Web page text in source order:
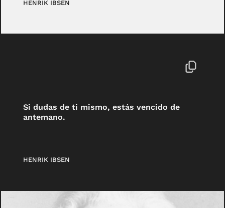
HENRIK IBSEN
Si dudas de ti mismo, estás vencido de
antemano.
HENRIK IBSEN